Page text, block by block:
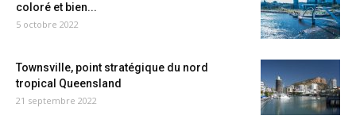
coloré et bien...
5 octobre 2022
Townsville, point stratégique du nord
tropical Queensland
21 septembre 2022